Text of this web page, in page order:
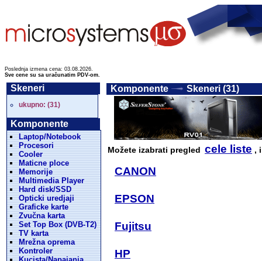
Poslednja izmena cena: 03.08.2026.
Sve cene su sa uračunatim PDV-om.
Skeneri
ukupno: (31)
Komponente
Laptop/Notebook
Procesori
Cooler
Maticne ploce
Memorije
Multimedia Player
Hard disk/SSD
Opticki uredjaji
Graficke karte
Zvučna karta
Set Top Box (DVB-T2)
TV karta
Mrežna oprema
Kontroler
Komponente Skeneri (31)
Možete izabrati pregled cele liste ,
CANON
EPSON
Fujitsu
HP